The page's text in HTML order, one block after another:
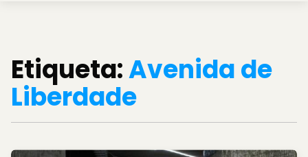
Etiqueta:Avenida de
Liberdade